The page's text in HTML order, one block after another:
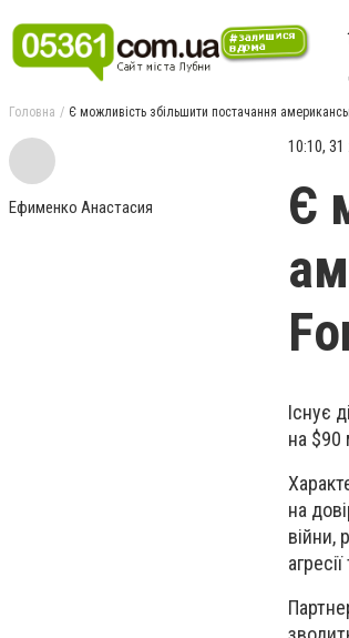
Головна Є можливість збільшити постачання
Ефименко Анастасия
10:10,
Є
Існує
на $90
на
війни,